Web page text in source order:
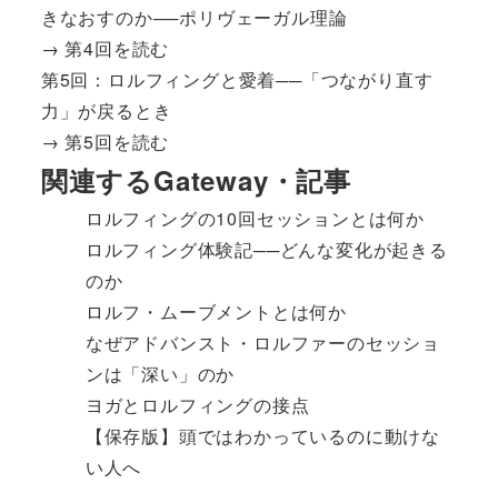
きなおすのか──ポリヴェーガル理論
→第4回を読む
第5回：ロルフィングと愛着──「つながり直す
力」が戻るとき
→第5回を読む
関連するGateway・記事
ロルフィングの10回セッションとは何か
ロルフィング体験記──どんな変化が起きる
のか
ロルフ・ムーブメントとは何か
なぜアドバンスト・ロルファーのセッショ
ンは「深い」のか
ヨガとロルフィングの接点
【保存版】頭ではわかっているのに動けな
い人へ